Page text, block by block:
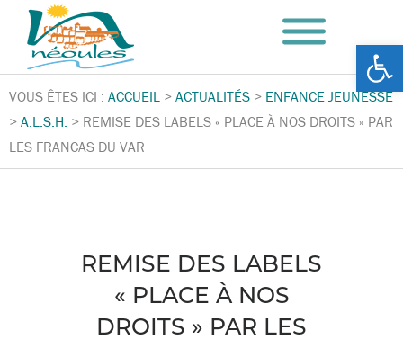
VOUS ÊTES ICI : ACCUEIL > ACTUALITÉS > ENFANCE JEUNESSE
> A.L.S.H. > REMISE DES LABELS « PLACE À NOS DROITS » PAR
LES FRANCAS DU VAR
REMISE DES LABELS
« PLACE À NOS
DROITS » PAR LES